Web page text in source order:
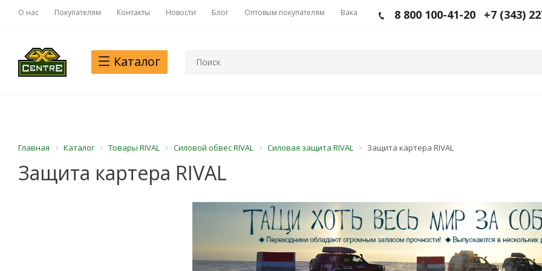
О нас Покупателям Контакты Новости Блог Оптовым покупателям Вакансии 8 800 100-41-20 +7 (343)
Каталог
Главная Каталог Товары RIVAL Силовой обвес RIVAL Силовая защита RIVAL Защита картера RIVAL
Защита картера RIVAL